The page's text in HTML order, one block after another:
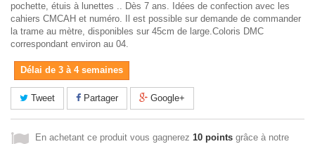
pochette, étuis à lunettes .. Dès 7 ans. Idées de confection avec les
cahiers CMCAH et numéro. Il est possible sur demande de commander
la trame au mètre, disponibles sur 45cm de large.Coloris DMC
correspondant environ au 04.
Délai de 3 à 4 semaines
Tweet Partager Google+
En achetant ce produit vous gagnerez 10 points grâce à notre